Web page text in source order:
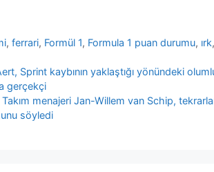
,ferrari, Formül 1, Formula 1 puan durumu, ırk,
Sprint kaybının yaklaştığı yönündeki
gerçekçi
menajeri Jan-Willem van Schip,
söyledi